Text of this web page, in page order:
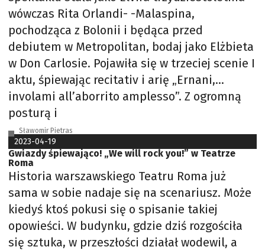
wówczas Rita Orlandi- -Malaspina,
pochodząca z Bolonii i będąca przed
debiutem w Metropolitan, bodaj jako Elżbieta
w Don Carlosie. Pojawiła się w trzeciej scenie I
aktu, śpiewając recitativ i arię „Ernani,…
involami all’aborrito amplesso”. Z ogromną
posturą i
Sławomir Pietras
2023-04-19
Gwiazdy śpiewająco! „We will rock you!” w Teatrze
Roma
Historia warszawskiego Teatru Roma już
sama w sobie nadaje się na scenariusz. Może
kiedyś ktoś pokusi się o spisanie takiej
opowieści. W budynku, gdzie dziś rozgościła
się sztuka, w przeszłości działał wodewil, a